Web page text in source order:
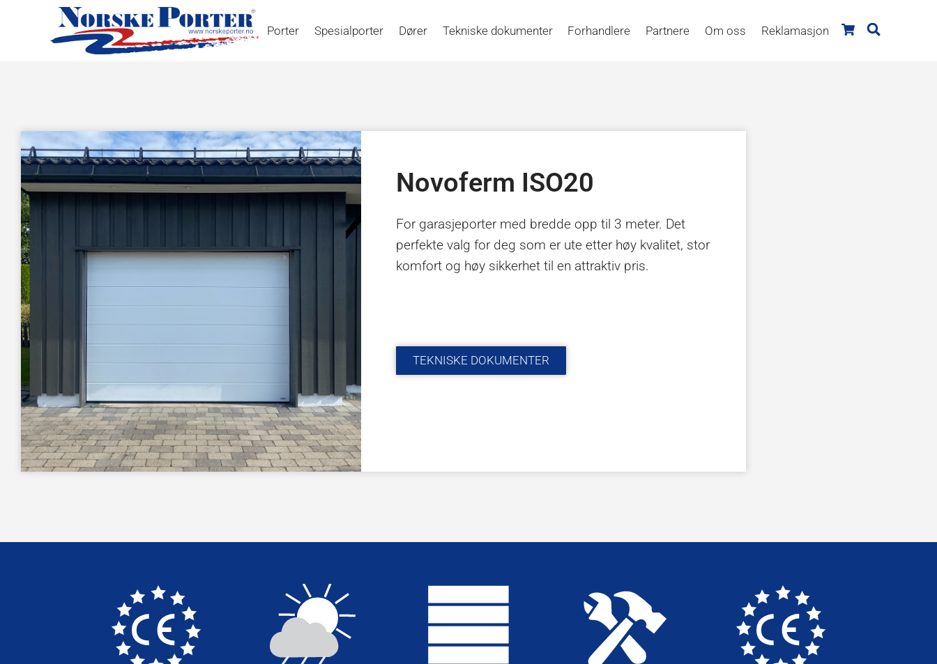
Porter Spesialporter Dører Tekniske dokumenter Forhandlere Partnere Om oss Reklamasjon
Novoferm ISO20
For garasjeporter med bredde opp til 3 meter. Det
perfekte valg for deg som er ute etter høy kvalitet, stor
komfort og høy sikkerhet til en attraktiv pris.
TEKNISKE DOKUMENTER